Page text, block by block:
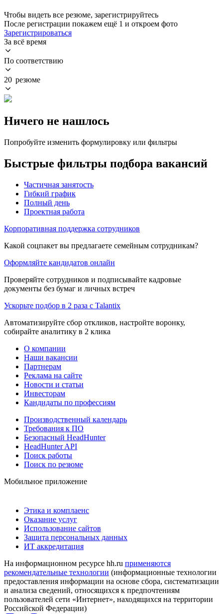
Чтобы видеть все резюме, зарегистрируйтесь
После регистрации покажем ещё 1 и откроем фото
Зарегистрироваться
За всё время
По соответствию
20 резюме
Ничего не нашлось
Попробуйте изменить формулировку или фильтры
Быстрые фильтры подбора вакансий
Частичная занятость
Гибкий график
Полный день
Проектная работа
Корпоративная поддержка сотрудников
Какой соцпакет вы предлагаете семейным сотрудникам?
Оформляйте кандидатов онлайн
Проверяйте сотрудников и подписывайте кадровые
документы без бумаг и личных встреч
Ускорьте подбор в 2 раза с Talantix
Автоматизируйте сбор откликов, настройте воронку,
собирайте аналитику в 2 клика
О компании
Наши вакансии
Партнерам
Реклама на сайте
Новости и статьи
Инвесторам
Кандидаты по профессиям
Производственный календарь
Требования к ПО
Безопасный HeadHunter
HeadHunter API
Поиск работы
Поиск по резюме
Мобильное приложение
Этика и комплаенс
Оказание услуг
Использование сайтов
Защита персональных данных
ИТ аккредитация
На информационном ресурсе hh.ru применяются
рекомендательные технологии (информационные технологии
предоставления информации на основе сбора, систематизации
и анализа сведений, относящихся к предпочтениям
пользователей сети «Интернет», находящихся на территории
Российской Федерации)